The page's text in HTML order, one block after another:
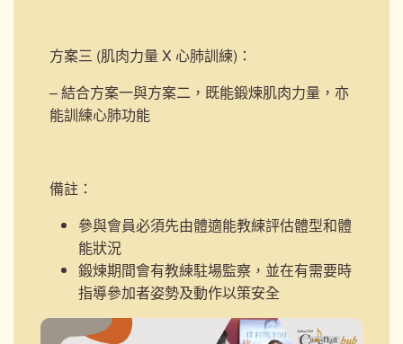
方案三 (肌肉力量 X 心肺訓練) ：
– 結合方案一與方案二，既能鍛煉肌肉力量，亦
能訓練心肺功能
備註：
參與會員必須先由體適能教練評估體型和體
能狀況
鍛煉期間會有教練駐場監察，並在有需要時
指導參加者姿勢及動作以策安全